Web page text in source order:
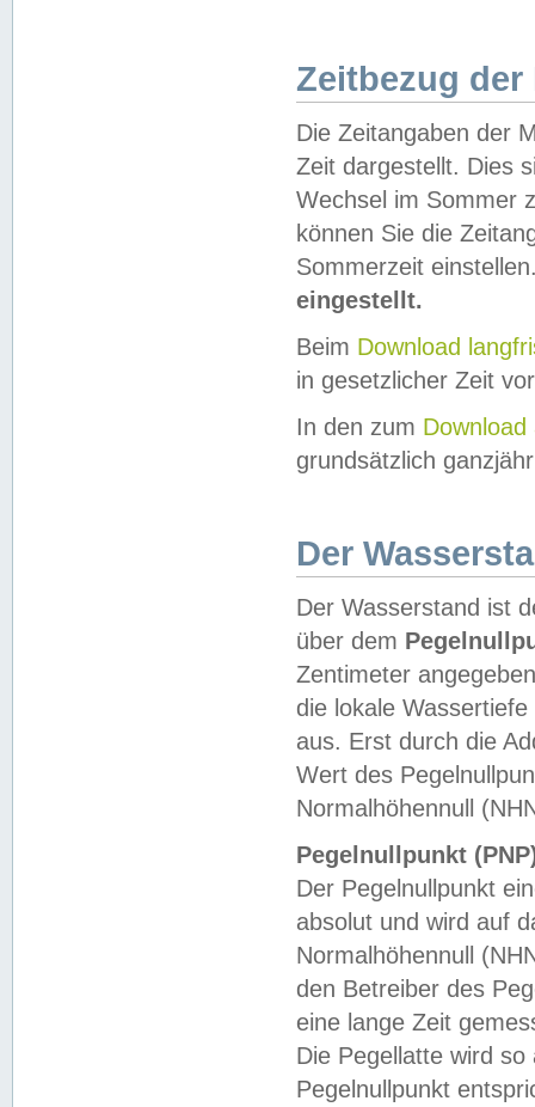
Zeitbezug der
Die Zeitangaben der
Zeit dargestellt. Dies
Wechsel im Sommer
können Sie die
Sommerzeit
eingestellt.
Beim Download
in gesetzlicher Zeit
In den zum Download
grundsätzlich
Der
Der Wasserstand ist
über dem
Zentimeter
die lokale
aus. Erst durch die
Wert des
Normalhöhennull
Pegelnullpunkt
Der Pegelnullpunkt
absolut und wird auf
Normalhöhennull
den Betreiber des
eine lange Zeit
Die Pegellatte wird
Pegelnullpunkt